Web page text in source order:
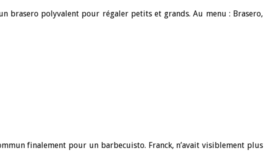
brasero polyvalent pour régaler petits et grands. Au menu : Brasero,
finalement pour un barbecuisto. Franck, n’avait visiblement plus